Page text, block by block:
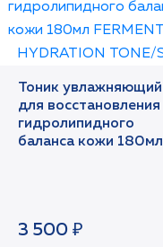
Тоник увлажняющий
для восстановления
гидролипидного
баланса кожи 180мл
3 500 ₽